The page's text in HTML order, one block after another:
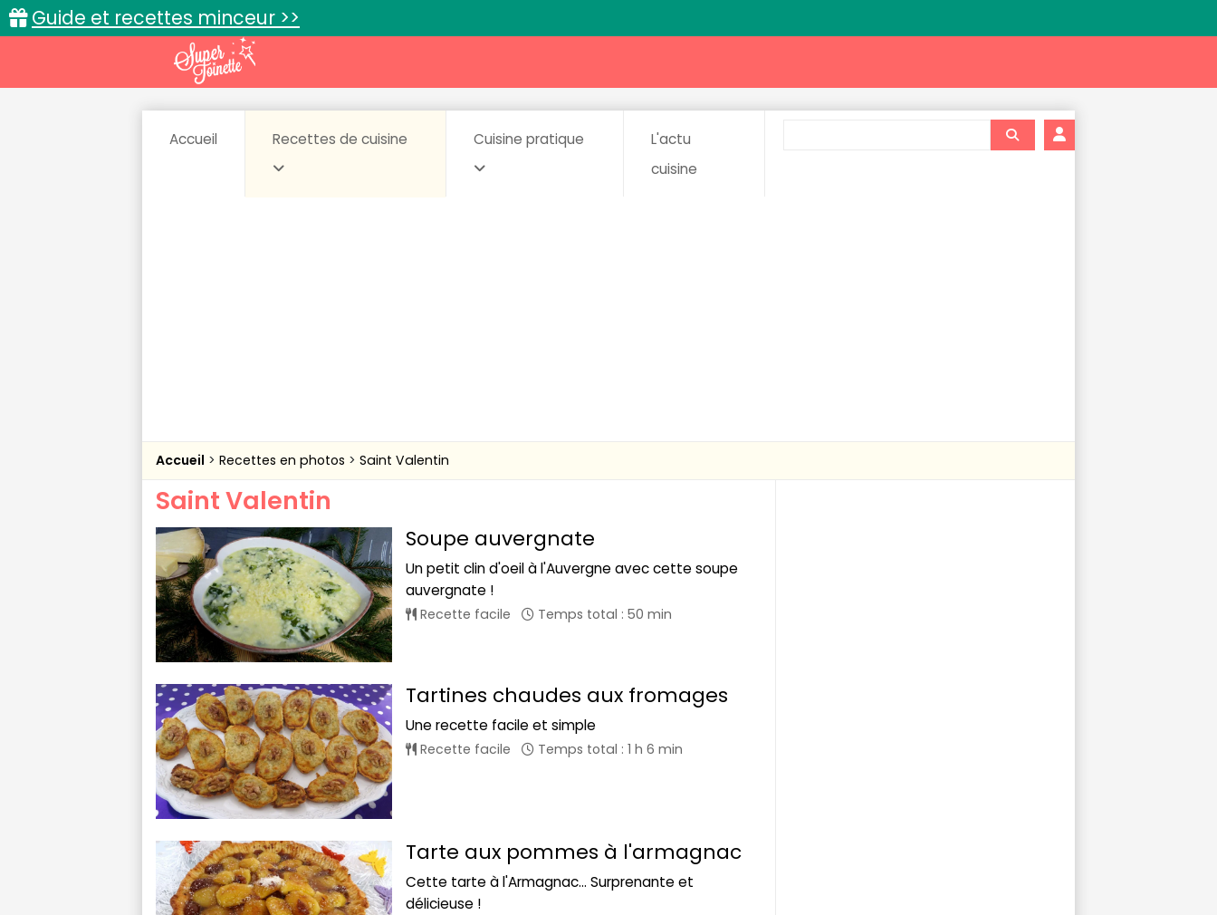
Guide et recettes minceur >>
Accueil Recettes de cuisine Cuisine pratique
L'actu
cuisine
Accueil Recettes en photos Saint Valentin
Saint Valentin
Soupe auvergnate
Un petit clin d'oeil à l'Auvergne avec cette soupe
auvergnate !
Recette facile Temps total : 50 min
Tartines chaudes aux fromages
Une recette facile et simple
Recette facile Temps total : 1 h 6 min
Tarte aux pommes à l'armagnac
Cette tarte à l'Armagnac... Surprenante et
délicieuse !